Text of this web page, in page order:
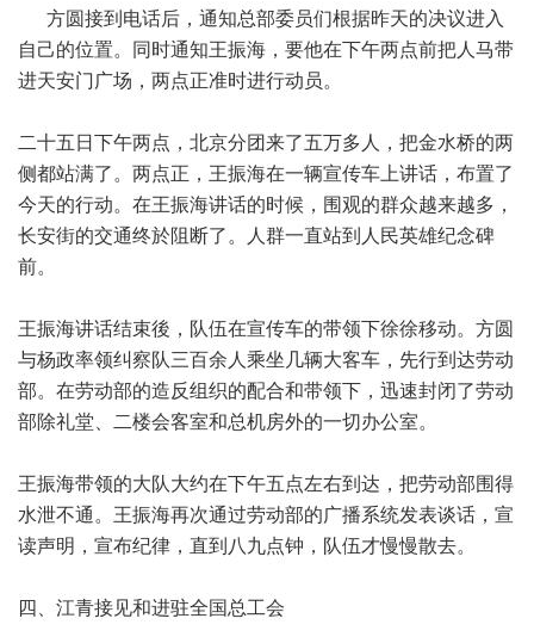
方圆接到电话后，通知总部委员们根据昨天的决议进入
自己的位置。同时通知王振海，要他在下午两点前把人马带
进天安门广场，两点正准时进行动员。
二十五日下午两点，北京分团来了五万多人，把金水桥的两
侧都站满了。两点正，王振海在一辆宣传车上讲话，布置了
今天的行动。在王振海讲话的时候，围观的群众越来越多，
长安街的交通终於阻断了。人群一直站到人民英雄纪念碑
前。
王振海讲话结束後，队伍在宣传车的带领下徐徐移动。方圆
与杨政率领纠察队三百余人乘坐几辆大客车，先行到达劳动
部。在劳动部的造反组织的配合和带领下，迅速封闭了劳动
部除礼堂、二楼会客室和总机房外的一切办公室。
王振海带领的大队大约在下午五点左右到达，把劳动部围得
水泄不通。王振海再次通过劳动部的广播系统发表谈话，宣
读声明，宣布纪律，直到八九点钟，队伍才慢慢散去。
四、江青接见和进驻全国总工会